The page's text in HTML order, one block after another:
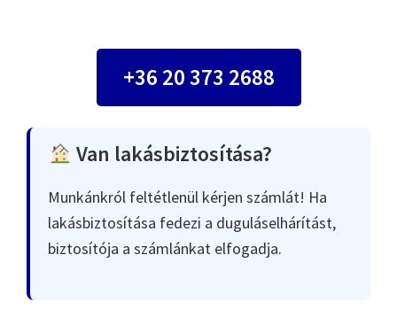
+36 20 373 2688
Van lakásbiztosítása?
Munkánkról feltétlenül kérjen számlát! Ha
lakásbiztosítása fedezi a duguláselhárítást,
biztosítója a számlánkat elfogadja.